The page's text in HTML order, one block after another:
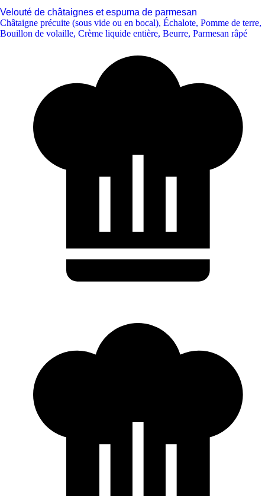
Velouté de châtaignes et espuma de parmesan
Châtaigne précuite (sous vide ou en bocal), Échalote, Pomme de terre,
Bouillon de volaille, Crème liquide entière, Beurre, Parmesan râpé